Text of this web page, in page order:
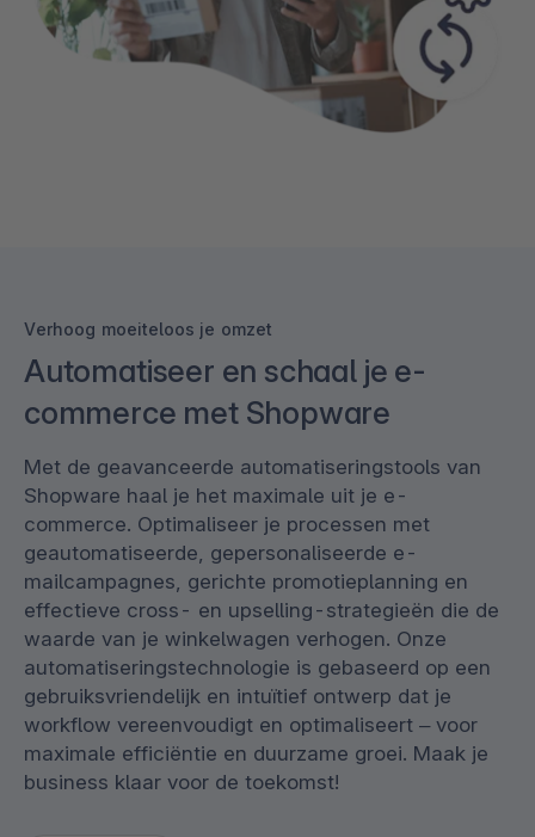
Verhoog moeiteloos je omzet
Automatiseer en schaal je e-
commerce met Shopware
Met de geavanceerde automatiseringstools van
Shopware haal je het maximale uit je e-
commerce. Optimaliseer je processen met
geautomatiseerde, gepersonaliseerde e-
mailcampagnes, gerichte promotieplanning en
effectieve cross- en upselling-strategieën die de
waarde van je winkelwagen verhogen. Onze
automatiseringstechnologie is gebaseerd op een
gebruiksvriendelijk en intuïtief ontwerp dat je
workflow vereenvoudigt en optimaliseert – voor
maximale efficiëntie en duurzame groei. Maak je
business klaar voor de toekomst!